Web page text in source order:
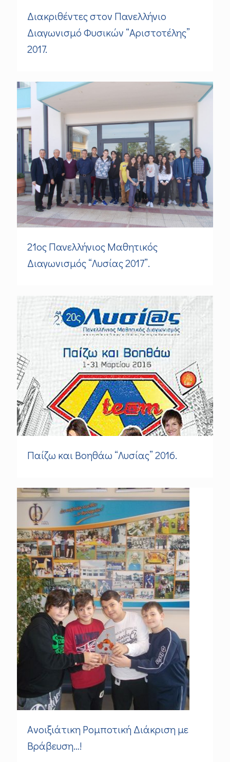
Διακριθέντες στον Πανελλήνιο
Διαγωνισμό Φυσικών “Αριστοτέλης”
2017.
21ος Πανελλήνιος Μαθητικός
Διαγωνισμός “Λυσίας 2017”.
Παίζω και Βοηθάω “Λυσίας” 2016.
Aνοιξιάτικη Ρομποτική Διάκριση με
Bράβευση…!